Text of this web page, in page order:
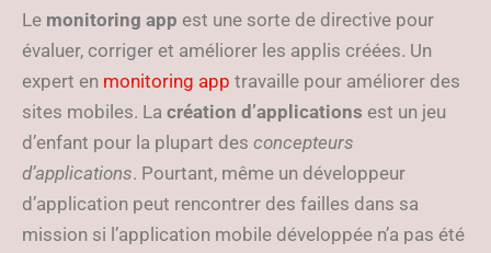
Le monitoring app est une sorte de directive pour
évaluer, corriger et améliorer les applis créées. Un
expert en monitoring app travaille pour améliorer des
sites mobiles. La création d’applications est un jeu
d’enfant pour la plupart des concepteurs
d’applications. Pourtant, même un développeur
d’application peut rencontrer des failles dans sa
mission si l’application mobile développée n’a pas été